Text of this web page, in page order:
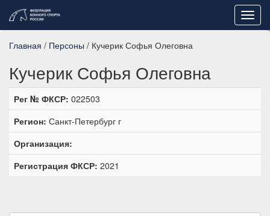
Главная / Персоны / Кучерик Софья Олеговна
Кучерик Софья Олеговна
Рег № ФКСР: 022503
Регион: Санкт-Петербург г
Организация:
Регистрация ФКСР: 2021